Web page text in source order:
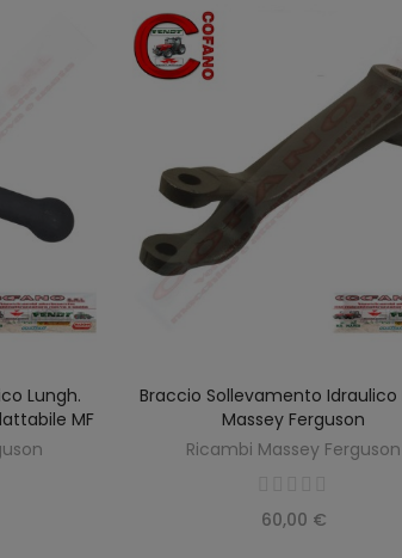
Lungh.
MF
AGGIUNGI AL CARRELLO
Braccio Sollevamento Idraulico
Massey Ferguson
Ricambi Massey Ferguson
60,00 €